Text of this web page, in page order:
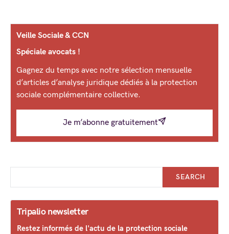
Veille Sociale & CCN
Spéciale avocats !
Gagnez du temps avec notre sélection mensuelle
d’articles d’analyse juridique dédiés à la protection
sociale complémentaire collective.
Je m’abonne gratuitement
SEARCH
Tripalio newsletter
Restez informés de l'actu de la protection sociale